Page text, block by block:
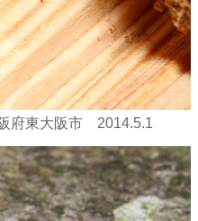
東大阪市 2014.5.1